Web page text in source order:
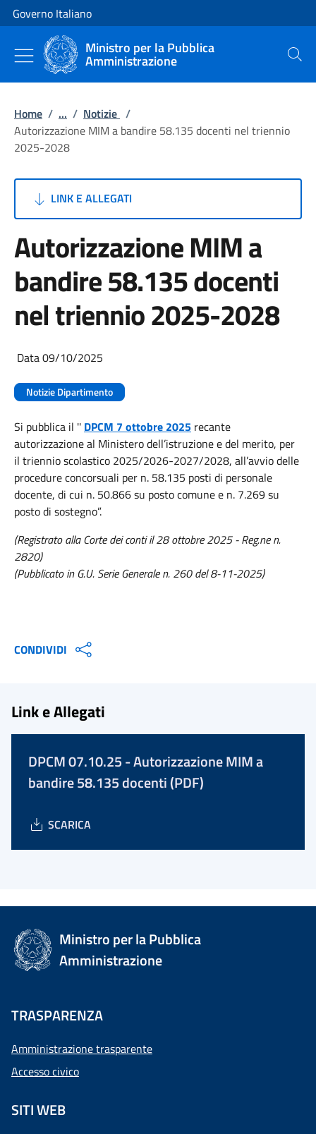
Vai al contenuto
Vai alla navigazione del sito
Governo Italiano
Ministro per la Pubblica
Amministrazione Cerca
Home / ... / Notizie /
Autorizzazione MIM a bandire 58.135 docenti nel triennio
2025-2028
LINK E ALLEGATI
Autorizzazione MIM a
bandire 58.135 docenti
nel triennio 2025-2028
Data 09/10/2025
Notizie Dipartimento
Si pubblica il '' DPCM 7 ottobre 2025 recante
autorizzazione al Ministero dell’istruzione e del merito, per
il triennio scolastico 2025/2026-2027/2028, all’avvio delle
procedure concorsuali per n. 58.135 posti di personale
docente, di cui n. 50.866 su posto comune e n. 7.269 su
posto di sostegno”.
(Registrato alla Corte dei conti il 28 ottobre 2025 - Reg.ne n.
2820)
(Pubblicato in G.U. Serie Generale n. 260 del 8-11-2025)
CONDIVIDI
Link e Allegati
DPCM 07.10.25 - Autorizzazione MIM a
bandire 58.135 docenti (PDF)
SCARICA
Ministro per la Pubblica
Amministrazione
TRASPARENZA
Amministrazione trasparente
Accesso civico
SITI WEB